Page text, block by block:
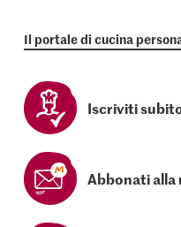
Il portale di cucina
Iscriviti
Abbonati